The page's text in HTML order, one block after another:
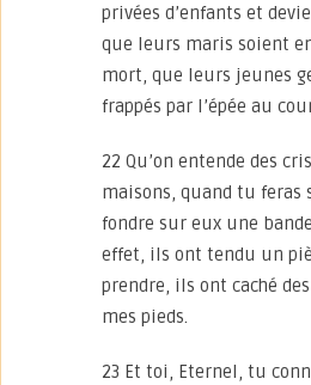
privées d’enfants et
que leurs maris soient
mort, que leurs jeunes
frappés par l’épée au
22 Qu’on entende des
maisons, quand tu feras
fondre sur eux une
effet, ils ont tendu un
prendre, ils ont caché
mes pieds.
23 Et toi, Eternel, tu